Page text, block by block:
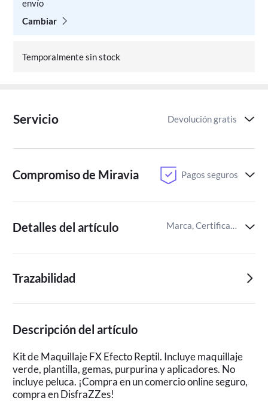
envío
Cambiar
Temporalmente sin stock
Servicio Devolución gratis
Compromiso de Miravia Pagos seguros
Detalles del artículo Marca, Certificaciones del producto,Temática del juguete
Trazabilidad
Descripción del artículo
Kit de Maquillaje FX Efecto Reptil. Incluye maquillaje
verde, plantilla, gemas, purpurina y aplicadores. No
incluye peluca. ¡Compra en un comercio online seguro,
compra en DisfraZZes!